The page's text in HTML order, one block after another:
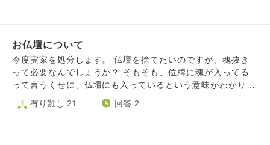
なのが悪いのですが、夫婦で位が違うのは良くないのでしょ
うか。 そもそも位の違いは何でしょうか。 料金の違いは理
解しています。 兄は頭はしっかりしているので、兄の意向
を聞いて私が動く形ですべて行いました。 兄は今後の法要
はしないつもりでいますが、私は初盆だけはしたいと思い、
兄の了解を得て永代供養のお寺にお願いしています。兄は動
お仏壇について
今度実家を処分します。 仏壇を捨てたいのですが、魂抜き
って必要なんでしょうか？ そもそも、位牌に魂が入ってる
って言うくせに、仏壇にも入っているという意味がわかりま
も今の家に持ってかなきゃならないのですが、私は1K6上の
有り難し 21 回答 2